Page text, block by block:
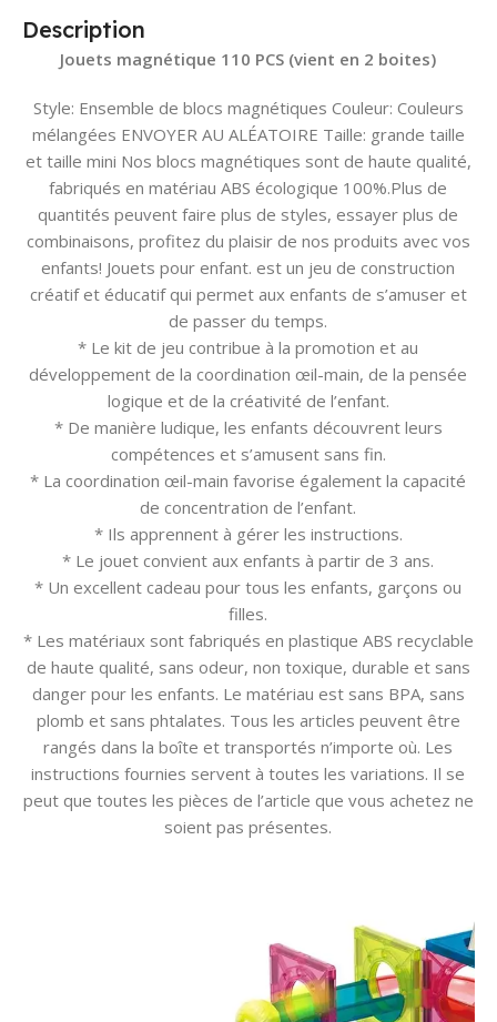
Description
Jouets magnétique 110 PCS (vient en 2 boites)
Style: Ensemble de blocs magnétiques Couleur: Couleurs
mélangées ENVOYER AU ALÉATOIRE Taille: grande taille
et taille mini Nos blocs magnétiques sont de haute qualité,
fabriqués en matériau ABS écologique 100%.Plus de
quantités peuvent faire plus de styles, essayer plus de
combinaisons, profitez du plaisir de nos produits avec vos
enfants! Jouets pour enfant. est un jeu de construction
créatif et éducatif qui permet aux enfants de s’amuser et
de passer du temps.
* Le kit de jeu contribue à la promotion et au
développement de la coordination œil-main, de la pensée
logique et de la créativité de l’enfant.
* De manière ludique, les enfants découvrent leurs
compétences et s’amusent sans fin.
* La coordination œil-main favorise également la capacité
de concentration de l’enfant.
* Ils apprennent à gérer les instructions.
* Le jouet convient aux enfants à partir de 3 ans.
* Un excellent cadeau pour tous les enfants, garçons ou
filles.
* Les matériaux sont fabriqués en plastique ABS recyclable
de haute qualité, sans odeur, non toxique, durable et sans
danger pour les enfants. Le matériau est sans BPA, sans
plomb et sans phtalates. Tous les articles peuvent être
rangés dans la boîte et transportés n’importe où. Les
instructions fournies servent à toutes les variations. Il se
peut que toutes les pièces de l’article que vous achetez ne
soient pas présentes.